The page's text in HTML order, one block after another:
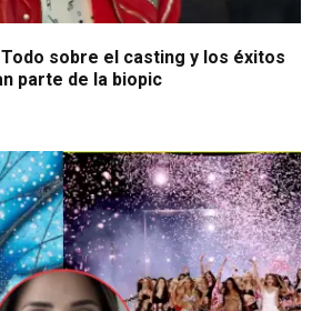
sobre el casting y los éxitos
parte de la biopic